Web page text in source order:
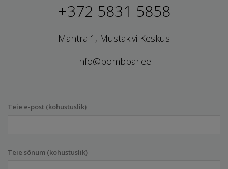
+372 5831 5858
Mahtra 1, Mustakivi Keskus
info@bombbar.ee
Teie e-post (kohustuslik)
Teie sõnum (kohustuslik)